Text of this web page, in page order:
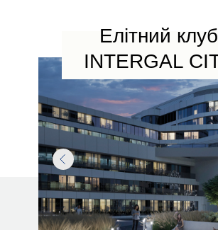
Елітний клуб
INTERGAL